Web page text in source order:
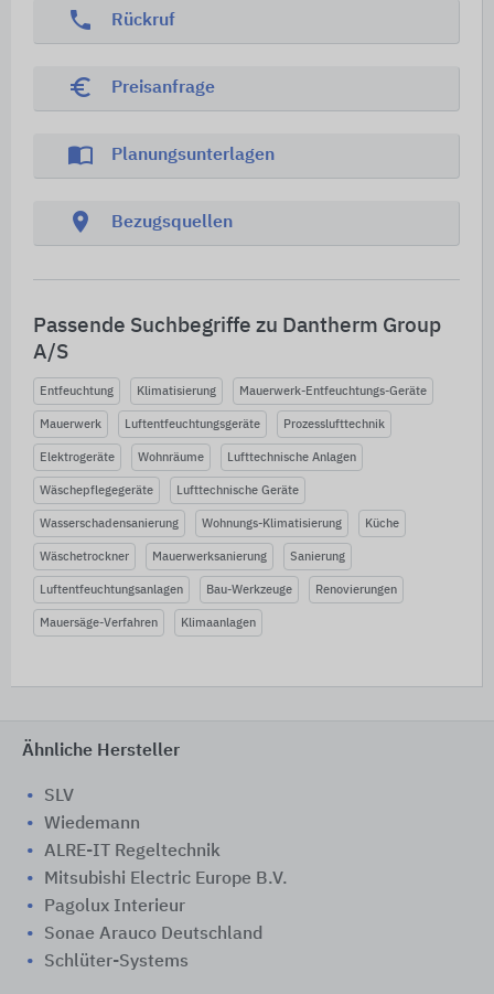
phone Rückruf
euro_symbol Preisanfrage
import_contacts Planungsunterlagen
location_on Bezugsquellen
Passende Suchbegriffe zu Dantherm Group
A/S
Entfeuchtung Klimatisierung Mauerwerk-Entfeuchtungs-Geräte
Mauerwerk Luftentfeuchtungsgeräte Prozesslufttechnik
Elektrogeräte Wohnräume Lufttechnische Anlagen
Wäschepflegegeräte Lufttechnische Geräte
Wasserschadensanierung Wohnungs-Klimatisierung Küche
Wäschetrockner Mauerwerksanierung Sanierung
Luftentfeuchtungsanlagen Bau-Werkzeuge Renovierungen
Mauersäge-Verfahren Klimaanlagen
Ähnliche Hersteller
SLV
Wiedemann
ALRE-IT Regeltechnik
Mitsubishi Electric Europe B.V.
Pagolux Interieur
Sonae Arauco Deutschland
Schlüter-Systems